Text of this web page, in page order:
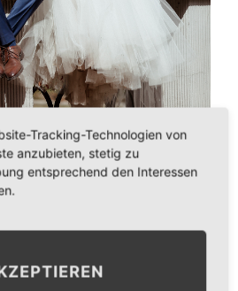
Tracking-Technologien von
anzubieten, stetig zu
entsprechend den Interessen